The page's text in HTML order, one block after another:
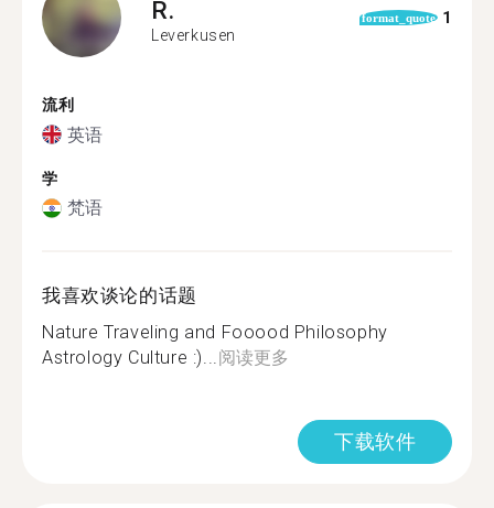
R.
Leverkusen
format_quote 1
流利
英语
学
梵语
我喜欢谈论的话题
Nature Traveling and Fooood Philosophy
Astrology Culture :)...阅读更多
下载软件